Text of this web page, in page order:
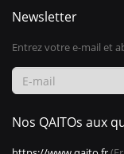
Newsletter
Entrez votre e-mail et
Nos QAITOs aux